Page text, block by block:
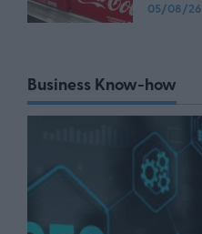
05/08/26
Business Know-how